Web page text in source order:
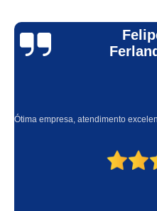
placa energia solar Carapicuíba
kit energia solar residencial Franca
empresa de placa de energia solar
Ótima empresa, atendimento